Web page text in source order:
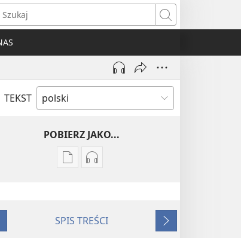
Szukaj
TEKST
POBIERZ JAKO...
Ustawienia
PRZEBUDŹCIE
Ustawienia
PRZEBUDŹCIE
SPIS TREŚCI
Dalej